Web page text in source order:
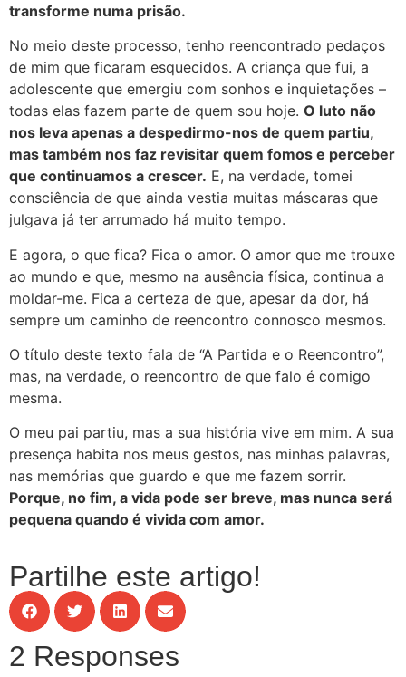
transforme numa prisão.
No meio deste processo, tenho reencontrado pedaços
de mim que ficaram esquecidos. A criança que fui, a
adolescente que emergiu com sonhos e inquietações –
todas elas fazem parte de quem sou hoje. O luto não
nos leva apenas a despedirmo-nos de quem partiu,
mas também nos faz revisitar quem fomos e perceber
que continuamos a crescer. E, na verdade, tomei
consciência de que ainda vestia muitas máscaras que
julgava já ter arrumado há muito tempo.
E agora, o que fica? Fica o amor. O amor que me trouxe
ao mundo e que, mesmo na ausência física, continua a
moldar-me. Fica a certeza de que, apesar da dor, há
sempre um caminho de reencontro connosco mesmos.
O título deste texto fala de “A Partida e o Reencontro”,
mas, na verdade, o reencontro de que falo é comigo
mesma.
O meu pai partiu, mas a sua história vive em mim. A sua
presença habita nos meus gestos, nas minhas palavras,
nas memórias que guardo e que me fazem sorrir.
Porque, no fim, a vida pode ser breve, mas nunca será
pequena quando é vivida com amor.
Partilhe este artigo!
2 Responses